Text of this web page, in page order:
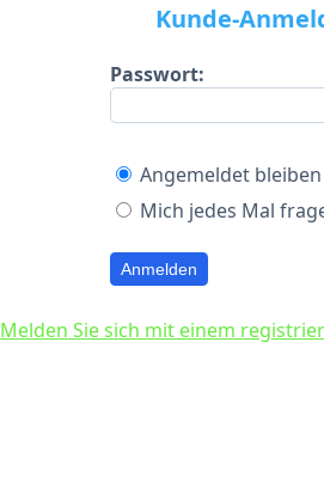
Kunde-
Passwort:
Angemeldet bleiben
Mich jedes Mal
Anmelden
Melden Sie sich mit einem